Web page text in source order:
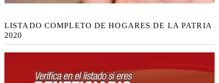
LISTADO COMPLETO DE HOGARES DE LA PATRIA
2020